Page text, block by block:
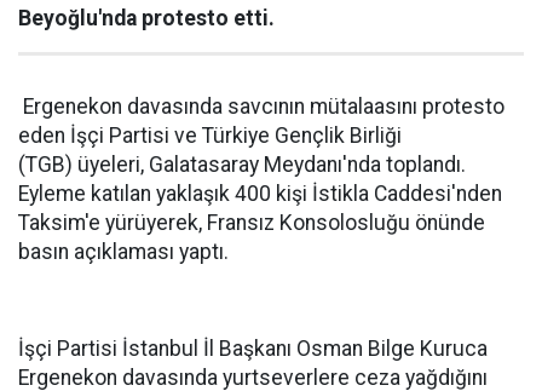
Beyoğlu'nda protesto etti.
Ergenekon davasında savcının mütalaasını protesto
eden İşçi Partisi ve Türkiye Gençlik Birliği
(TGB) üyeleri, Galatasaray Meydanı'nda toplandı.
Eyleme katılan yaklaşık 400 kişi İstikla Caddesi'nden
Taksim'e yürüyerek, Fransız Konsolosluğu önünde
basın açıklaması yaptı.
İşçi Partisi İstanbul İl Başkanı Osman Bilge Kuruca
Ergenekon davasında yurtseverlere ceza yağdığını